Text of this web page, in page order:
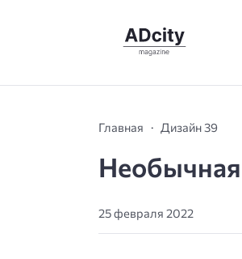
Главная Дизайн 39
25 февраля 2022